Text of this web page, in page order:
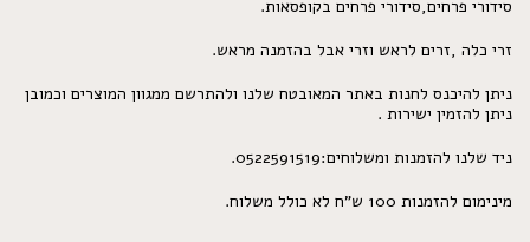
סידורי פרחים,סידורי פרחים בקופסאות.
זרי כלה ,זרים לראש וזרי אבל בהזמנה מראש.
ניתן להיכנס לחנות באתר המאובטח שלנו ולהתרשם ממגוון המוצרים וכמובן
ניתן להזמין ישירות .
ניד שלנו להזמנות ומשלוחים:0522591519.
מינימום להזמנות 100 ש"ח לא כולל משלוח.